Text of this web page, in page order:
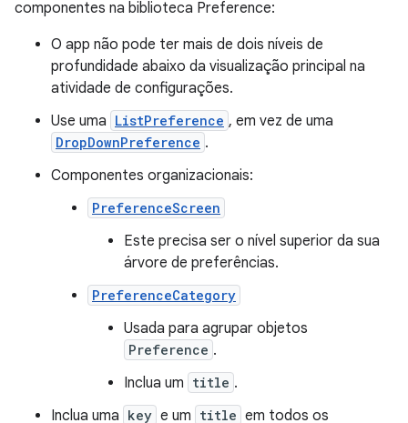
componentes na biblioteca Preference:
O app não pode ter mais de dois níveis de
profundidade abaixo da visualização principal na
atividade de configurações.
Use uma ListPreference , em vez de uma
DropDownPreference .
Componentes organizacionais:
PreferenceScreen
Este precisa ser o nível superior da sua
árvore de preferências.
PreferenceCategory
Usada para agrupar objetos
Preference .
Inclua um title .
Inclua uma key e um title em todos os